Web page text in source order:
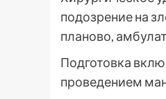
подозрение на
планово,
Подготовка
проведением